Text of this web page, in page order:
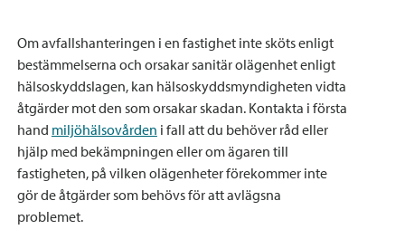
Om avfallshanteringen i en fastighet inte sköts enligt
bestämmelserna och orsakar sanitär olägenhet enligt
hälsoskyddslagen, kan hälsoskyddsmyndigheten vidta
åtgärder mot den som orsakar skadan. Kontakta i första
hand miljöhälsovården i fall att du behöver råd eller
hjälp med bekämpningen eller om ägaren till
fastigheten, på vilken olägenheter förekommer inte
gör de åtgärder som behövs för att avlägsna
problemet.